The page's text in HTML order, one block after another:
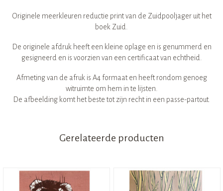
Originele meerkleuren reductie print van de Zuidpooljager uit het
boek Zuid.
De originele afdruk heeft een kleine oplage en is genummerd en
gesigneerd en is voorzien van een certificaat van echtheid.
Afmeting van de afruk is A4 formaat en heeft rondom genoeg
witruimte om hem in te lijsten.
De afbeelding komt het beste tot zijn recht in een passe-partout.
Gerelateerde producten